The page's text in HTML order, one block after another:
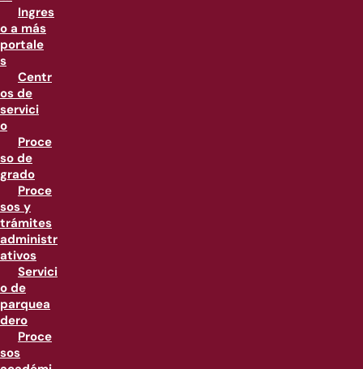
Ingres
o a más
portale
s
Centr
os de
servici
o
Proce
so de
grado
Proce
sos y
trámites
administr
ativos
Servici
o de
parquea
dero
Proce
sos